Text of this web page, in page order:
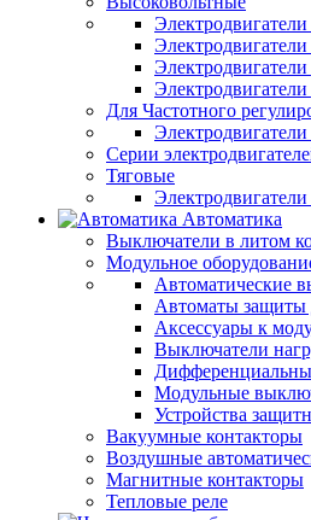
Для Частотного
Серии
Тяговые
Автоматика
Выключатели в литом
Модульное
Автоматические
Автоматы защиты
Аксессуары к
Выключатели
Модульные
Устройства
Вакуумные контакторы
Воздушные
Магнитные контакторы
Тепловые реле